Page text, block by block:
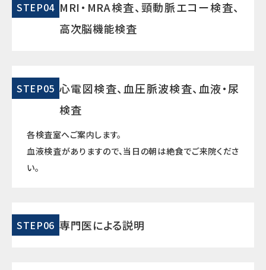
STEP04 MRI・MRA検査、頸動脈エコー検査、
高次脳機能検査
STEP05 心電図検査、血圧脈波検査、血液・尿
検査
各検査室へご案内します。
血液検査がありますので、当日の朝は絶食でご来院くださ
い。
STEP06 専門医による説明